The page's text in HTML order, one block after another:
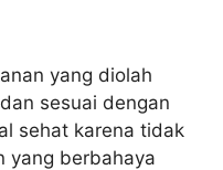
yang diolah
sesuai dengan
sehat karena tidak
yang berbahaya